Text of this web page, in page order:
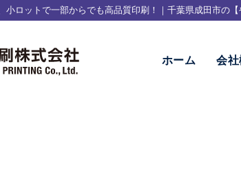
小ロットで一部からでも高品質印刷！｜千葉県成田市の【
ホーム 会